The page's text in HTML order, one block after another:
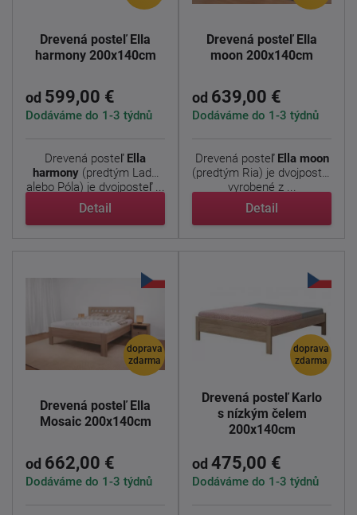
Drevená posteľ Ella
harmony 200x140cm
od 599,00 €
Dodáváme do 1-3 týdnů
Drevená posteľ Ella
harmony (predtým Lada
alebo Póla) je dvojposteľ ...
Detail
Drevená posteľ Ella
moon 200x140cm
od 639,00 €
Dodáváme do 1-3 týdnů
Drevená posteľ Ella moon
(predtým Ria) je dvojposteľ
vyrobené z ...
Detail
doprava
zdarma
Drevená posteľ Ella
Mosaic 200x140cm
od 662,00 €
Dodáváme do 1-3 týdnů
doprava
zdarma
Drevená posteľ Karlo
s nízkým čelem
200x140cm
od 475,00 €
Dodáváme do 1-3 týdnů